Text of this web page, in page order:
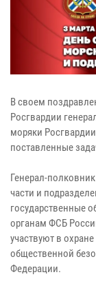
В своем
Росгвардии
моряки
поставленные
Генерал-
части и
государственные
органам ФСБ
участвуют в
общественной
Федерации.